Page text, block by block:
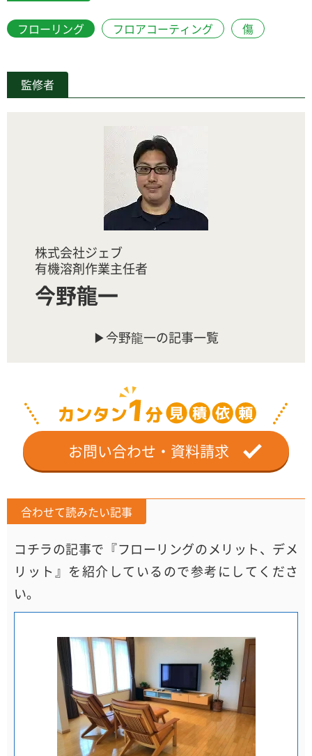
フローリング フロアコーティング 傷
監修者
株式会社ジェブ
有機溶剤作業主任者
今野龍一
今野龍一の記事一覧
お問い合わせ・資料請求
合わせて読みたい記事
コチラの記事で『フローリングのメリット、デメ
リット』を紹介しているので参考にしてくださ
い。